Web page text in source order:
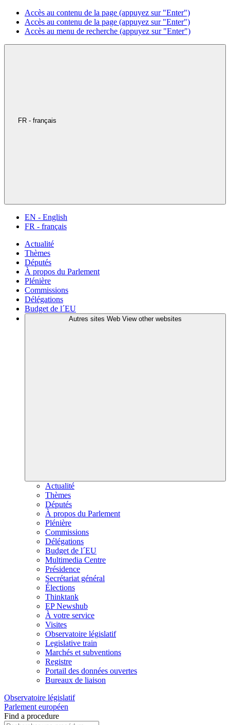
Accès au contenu de la page (appuyez sur "Enter")
Accès au contenu de la page (appuyez sur "Enter")
Accès au menu de recherche (appuyez sur "Enter")
FR - français
EN - English
FR - français
Actualité
Thèmes
Députés
À propos du Parlement
Plénière
Commissions
Délégations
Budget de l´EU
Autres sites Web View other websites
Actualité
Thèmes
Députés
À propos du Parlement
Plénière
Commissions
Délégations
Budget de l´EU
Multimedia Centre
Présidence
Secrétariat général
Élections
Thinktank
EP Newshub
À votre service
Visites
Observatoire législatif
Legislative train
Marchés et subventions
Registre
Portail des données ouvertes
Bureaux de liaison
Observatoire législatif
Parlement européen
Find a procedure